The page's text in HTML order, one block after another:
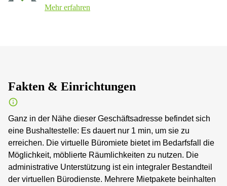
Mehr erfahren
Fakten & Einrichtungen
Ganz in der Nähe dieser Geschäftsadresse befindet sich
eine Bushaltestelle: Es dauert nur 1 min, um sie zu
erreichen. Die virtuelle Büromiete bietet im Bedarfsfall die
Möglichkeit, möblierte Räumlichkeiten zu nutzen. Die
administrative Unterstützung ist ein integraler Bestandteil
der virtuellen Bürodienste. Mehrere Mietpakete beinhalten